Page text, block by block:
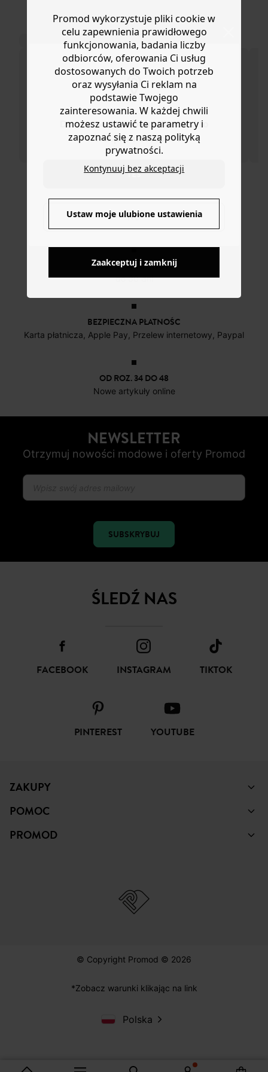
Do you want to be redirected to
www.promod.com ?
YES
NO
lub wymianę.
samym kolorze. Wysoki, zaznaczony pas. 2 ukryte
kieszenie. Szwy w tym samym kolorze. Sukienka zawiera
bawełnę pochodzącą z upraw ekologicznych, uprawianą
bez pestycydów, nawozów chemicznych i GMO w celu
zachowania bioróżnorodności.
DOSTAWA DO PACZKOMATÓW
4 do 6 dni roboczych
DARMOWE ZWROTY
do 30 dni
BEZPIECZNA PŁATNOŚC
Karta płatnicza, Apple Pay, Przelew internetowy, Paypal
OD ROZ. 34 DO 48
Nowe artykuły online
NEWSLETTER
Otrzymuj nowości modowe i oferty Promod
SUBSKRYBUJ
ŚLEDŹ NAS
FACEBOOK INSTAGRAM TIKTOK
PINTEREST YOUTUBE
ZAKUPY
POMOC
PROMOD
© Copyright Promod © 2026
*Zobacz warunki klikając na link
Polska
Promod wykorzystuje pliki cookie w
celu zapewnienia prawidłowego
funkcjonowania, badania liczby
odbiorców, oferowania Ci usług
dostosowanych do Twoich potrzeb
oraz wysyłania Ci reklam na
podstawie Twojego
zainteresowania. W każdej chwili
możesz ustawić te parametry i
zapoznać się z naszą polityką
prywatności.
Kontynuuj bez akceptacji
Ustaw moje ulubione ustawienia
Zaakceptuj i zamknij